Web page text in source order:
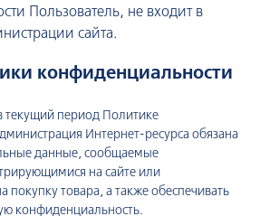
Пользователь, не входит в
сайта.
конфиденциальности
период Политике
Интернет-ресурса обязана
данные, сообщаемые
на сайте или
товара, а также обеспечивать
конфиденциальность.